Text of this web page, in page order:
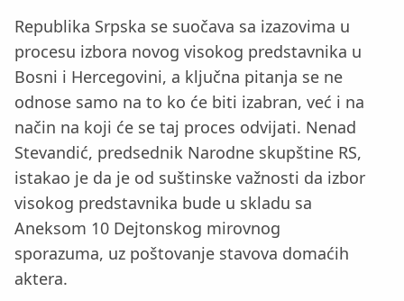
Republika Srpska se suočava sa izazovima u
procesu izbora novog visokog predstavnika u
Bosni i Hercegovini, a ključna pitanja se ne
odnose samo na to ko će biti izabran, već i na
način na koji će se taj proces odvijati. Nenad
Stevandić, predsednik Narodne skupštine RS,
istakao je da je od suštinske važnosti da izbor
visokog predstavnika bude u skladu sa
Aneksom 10 Dejtonskog mirovnog
sporazuma, uz poštovanje stavova domaćih
aktera.